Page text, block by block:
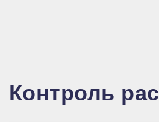
Контроль